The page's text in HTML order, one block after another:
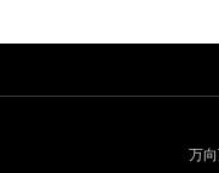
万